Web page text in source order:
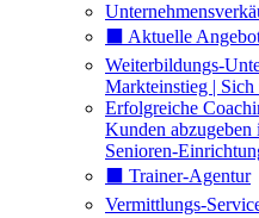
⬛️ Aktuelle
Weiterbildungs-
Markteinstieg |
Erfolgreiche
Kunden
Senioren-
⬛️ Trainer-Agentur
Vermittlungs-